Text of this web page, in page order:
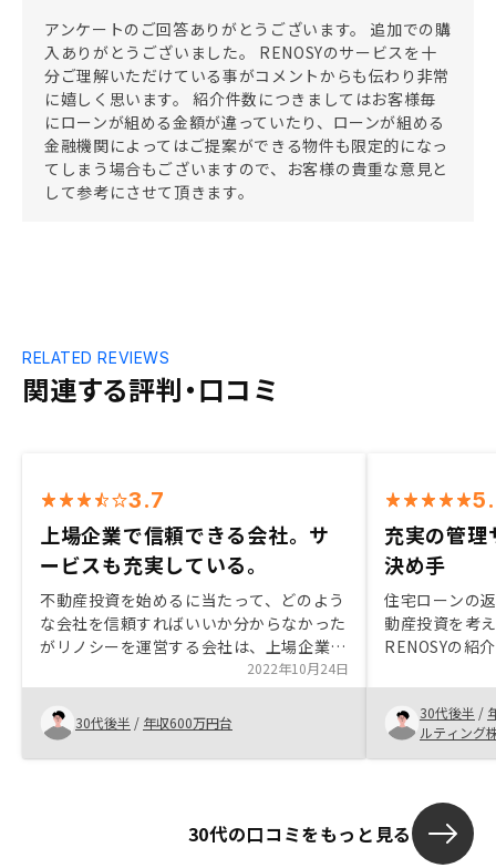
アンケートのご回答ありがとうございます。 追加での購
入ありがとうございました。 RENOSYのサービスを十
分ご理解いただけている事がコメントからも伝わり非常
に嬉しく思います。 紹介件数につきましてはお客様毎
にローンが組める金額が違っていたり、ローンが組める
金融機関によってはご提案ができる物件も限定的になっ
てしまう場合もございますので、お客様の貴重な意見と
して参考にさせて頂きます。
関連する評判・口コミ
RELATED REVIEWS
3.7
上場企業で信頼できる会社。サ
ービスも充実している。
不動産投資を始めるに当たって、どのよう
な会社を信頼すればいいか分からなかった
がリノシーを運営する会社は、上場企業で
あり、投資家からの信頼も厚いため第一印
象がずば抜けて良く話を聞いて良さそうだ
と思った。
2022年10月24日
30代後半 / 年収600万円台
充実の管理
決め手
住宅ローンの
動産投資を考
RENOSYの紹
味を持ちまし
ないのですが
いという思い
ートサービス
でメリットが
にしました。
30代後半 /
ルティング
30代の口コミをもっと見る